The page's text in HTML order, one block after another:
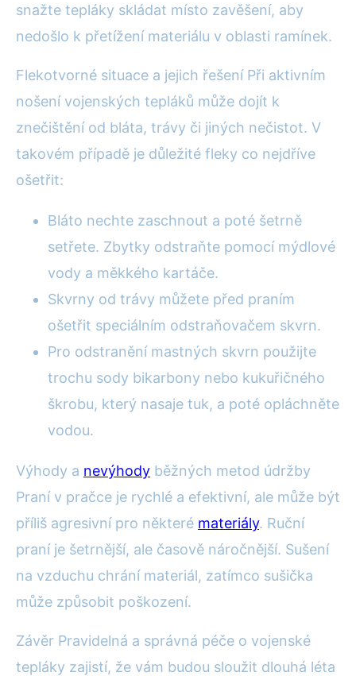
snažte tepláky skládat místo zavěšení, aby
nedošlo k přetížení materiálu v oblasti ramínek.
Flekotvorné situace a jejich řešení Při aktivním
nošení vojenských tepláků může dojít k
znečištění od bláta, trávy či jiných nečistot. V
takovém případě je důležité fleky co nejdříve
ošetřit:
Bláto nechte zaschnout a poté šetrně
setřete. Zbytky odstraňte pomocí mýdlové
vody a měkkého kartáče.
Skvrny od trávy můžete před praním
ošetřit speciálním odstraňovačem skvrn.
Pro odstranění mastných skvrn použijte
trochu sody bikarbony nebo kukuřičného
škrobu, který nasaje tuk, a poté opláchněte
vodou.
Výhody a nevýhody běžných metod údržby
Praní v pračce je rychlé a efektivní, ale může být
příliš agresivní pro některé materiály. Ruční
praní je šetrnější, ale časově náročnější. Sušení
na vzduchu chrání materiál, zatímco sušička
může způsobit poškození.
Závěr Pravidelná a správná péče o vojenské
tepláky zajistí, že vám budou sloužit dlouhá léta